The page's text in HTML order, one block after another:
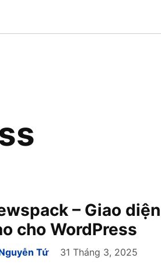
– Giao
cho WordPress
Tứ 31 Tháng 3, 2025